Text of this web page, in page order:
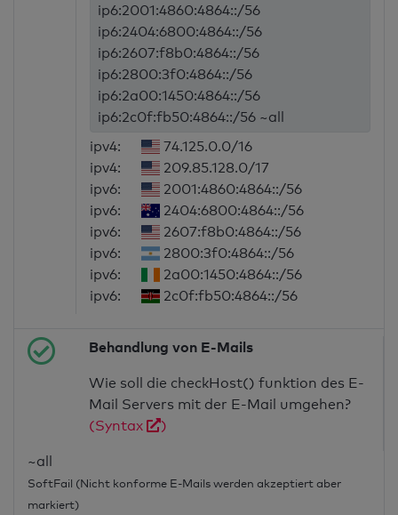
ip6:2001:4860:4864::/56
ip6:2404:6800:4864::/56
ip6:2607:f8b0:4864::/56
ip6:2800:3f0:4864::/56
ip6:2a00:1450:4864::/56
ip6:2c0f:fb50:4864::/56 ~all
ipv4:
74.125.0.0/16
ipv4:
209.85.128.0/17
ipv6:
2001:4860:4864::/56
ipv6:
2404:6800:4864::/56
ipv6:
2607:f8b0:4864::/56
ipv6:
2800:3f0:4864::/56
ipv6:
2a00:1450:4864::/56
ipv6:
2c0f:fb50:4864::/56
Behandlung von E-Mails
Wie soll die checkHost() funktion des E-
Mail Servers mit der E-Mail umgehen?
(Syntax
)
~all
SoftFail (Nicht konforme E-Mails werden akzeptiert aber
markiert)